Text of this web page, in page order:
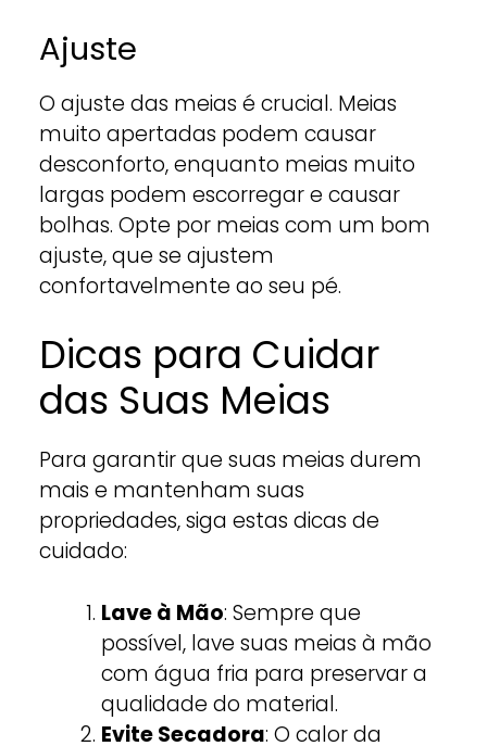
Ajuste
O ajuste das meias é crucial. Meias
muito apertadas podem causar
desconforto, enquanto meias muito
largas podem escorregar e causar
bolhas. Opte por meias com um bom
ajuste, que se ajustem
confortavelmente ao seu pé.
Dicas para Cuidar
das Suas Meias
Para garantir que suas meias durem
mais e mantenham suas
propriedades, siga estas dicas de
cuidado:
Lave à Mão: Sempre que
possível, lave suas meias à mão
com água fria para preservar a
qualidade do material.
Evite Secadora: O calor da